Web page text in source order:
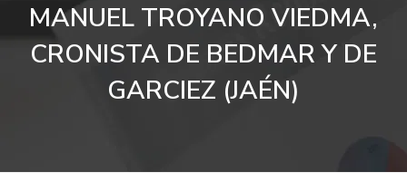
MANUEL TROYANO VIEDMA,
CRONISTA DE BEDMAR Y DE
GARCIEZ (JAÉN)